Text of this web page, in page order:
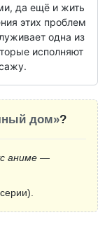
да ещё и жить
этих проблем
одна из
исполняют
дом»?
аниме —